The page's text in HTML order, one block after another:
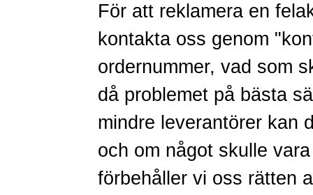
För att reklamera en
kontakta oss genom
ordernummer, vad som
då problemet på bästa
mindre leverantörer kan
och om något skulle
förbehåller vi oss rätten